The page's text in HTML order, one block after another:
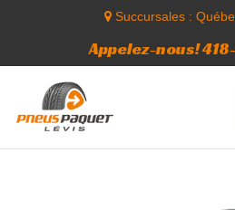
Succursales :
Appelez-nous!